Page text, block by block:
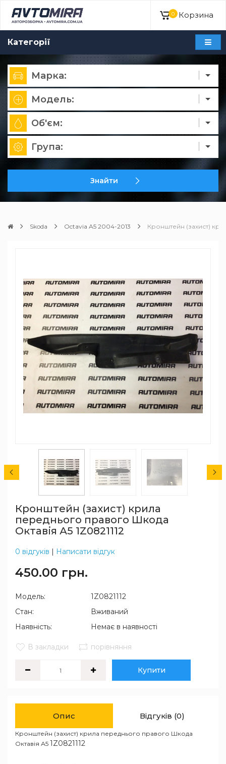
0 Корзина
Категорії
Марка:
Модель:
Об'єм:
Група:
Знайти
Skoda Octavia A5 2004-2013 Кронштейн (захист)
Кронштейн (захист) крила
переднього правого Шкода
Октавія А5 1Z0821112
0 відгуків | Написати відгук
450.00 грн.
Модель:
1Z0821112
Стан:
Вживаний
Наявність:
Немає в наявності
В закладки порівняння
Купити
Опис Відгуків (0)
Кронштейн (захист) крила переднього правого Шкода
Октавія А5 1Z0821112